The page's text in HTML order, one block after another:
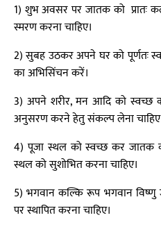
1) शुभ अवसर पर जातक को प्रातः
स्मरण करना चाहिए।
2) सुबह उठकर अपने घर को पूर्णतः
का अभिसिंचन करें।
3) अपने शरीर, मन आदि को स्वच्छ
अनुसरण करने हेतु संकल्प लेना
4) पूजा स्थल को स्वच्छ कर जातक
स्थल को सुशोभित करना चाहिए।
5) भगवान कल्कि रूप भगवान विष्णु
पर स्थापित करना चाहिए।